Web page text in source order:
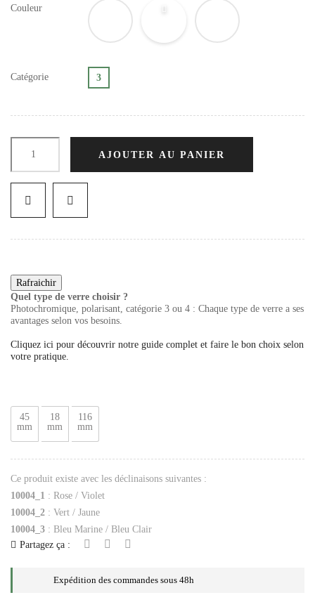
Couleur
Catégorie 3
AJOUTER AU PANIER
Quel type de verre choisir ?
Photochromique, polarisant, catégorie 3 ou 4 : Chaque type de verre a ses
avantages selon vos besoins.
Cliquez ici pour découvrir notre guide complet et faire le bon choix selon
votre pratique.
45
mm
18
mm
116
mm
Ce produit existe avec les déclinaisons suivantes :
10004_1 : Rose / Violet
10004_2 : Vert / Jaune
10004_3 : Bleu Marine / Bleu Clair
Partagez ça :
Expédition des commandes sous 48h